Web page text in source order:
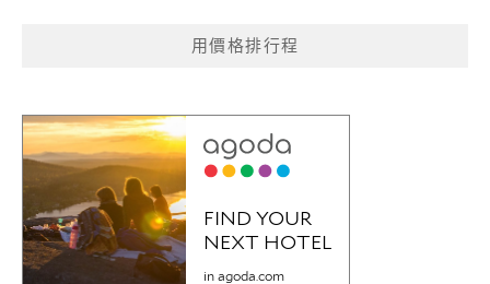
用價格排行程